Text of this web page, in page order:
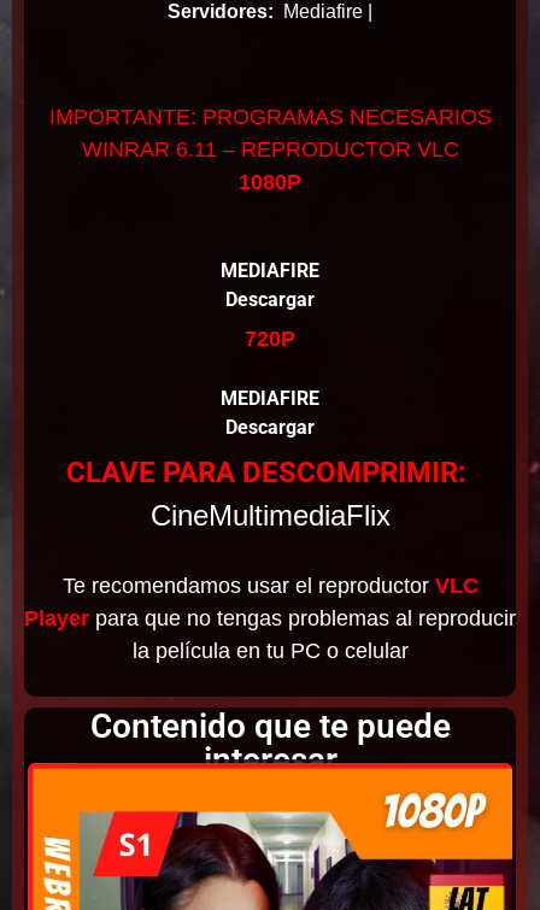
Servidores: Mediafire |
IMPORTANTE: PROGRAMAS NECESARIOS
WINRAR 6.11 – REPRODUCTOR VLC
1080P
MEDIAFIRE
Descargar
720P
MEDIAFIRE
Descargar
CLAVE PARA DESCOMPRIMIR:
CineMultimediaFlix
Te recomendamos usar el reproductor VLC
Player para que no tengas problemas al reproducir
la película en tu PC o celular
Contenido que te puede
interesar